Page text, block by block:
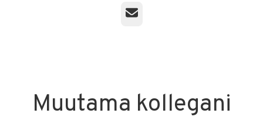
Sähköposti
Muutama kollegani